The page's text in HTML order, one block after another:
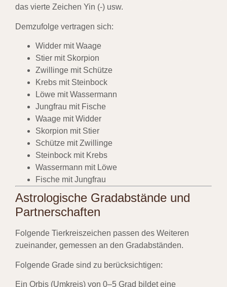
das vierte Zeichen Yin (-) usw.
Demzufolge vertragen sich:
Widder mit Waage
Stier mit Skorpion
Zwillinge mit Schütze
Krebs mit Steinbock
Löwe mit Wassermann
Jungfrau mit Fische
Waage mit Widder
Skorpion mit Stier
Schütze mit Zwillinge
Steinbock mit Krebs
Wassermann mit Löwe
Fische mit Jungfrau
Astrologische Gradabstände und
Partnerschaften
Folgende Tierkreiszeichen passen des Weiteren
zueinander, gemessen an den Gradabständen.
Folgende Grade sind zu berücksichtigen:
Ein Orbis (Umkreis) von 0–5 Grad bildet eine